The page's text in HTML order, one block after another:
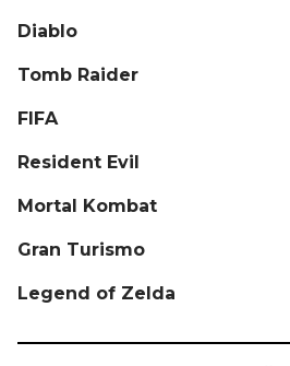
Diablo
Tomb Raider
FIFA
Resident Evil
Mortal Kombat
Gran Turismo
Legend of Zelda